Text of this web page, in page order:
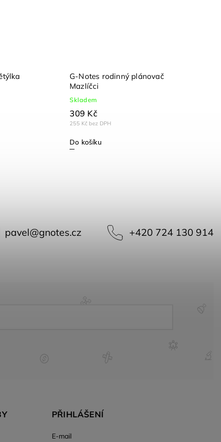
G-Notes rodinný plánovač
Mazlíčci
Skladem
255 Kč bez DPH
309 Kč
Do košíku
pavel@gnotes.cz +420 724 130 914
PŘIHLÁŠENÍ
E-mail